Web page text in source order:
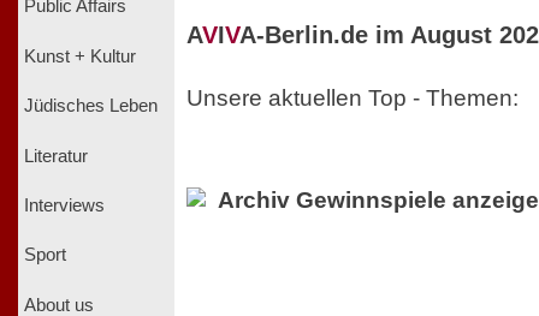
Public Affairs
Kunst + Kultur
Jüdisches Leben
Literatur
Interviews
Sport
About us
AVIVA-Berlin.de im August
Unsere aktuellen Top - Themen:
Archiv Gewinnspiele